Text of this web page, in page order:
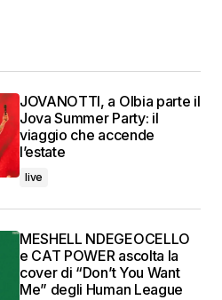
JOVANOTTI, a Olbia parte il
Jova Summer Party: il
viaggio che accende
l’estate
live
MESHELL NDEGEOCELLO
e CAT POWER ascolta la
cover di “Don’t You Want
Me” degli Human League